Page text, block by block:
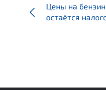
Цены на
остаётся